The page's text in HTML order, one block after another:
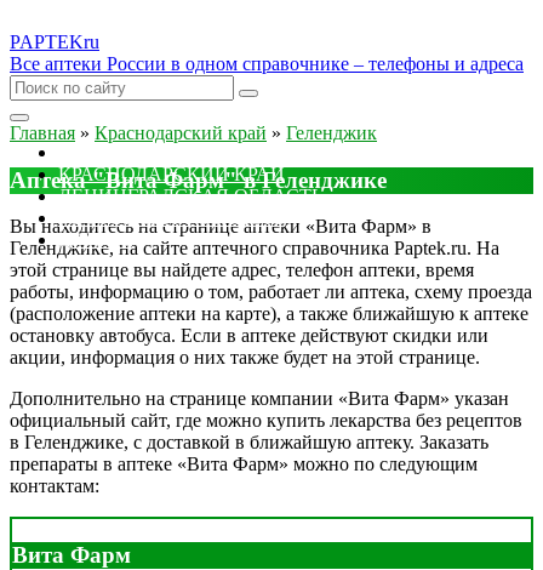
PAPTEKru
Все аптеки России в одном справочнике – телефоны и адреса
КРАСНОДАРСКИЙ КРАЙ
ЛЕНИНГРАДСКАЯ ОБЛАСТЬ
ДРУГИЕ
Главная » Краснодарский край » Геленджик
Аптека "Вита Фарм" в Геленджике
Вы находитесь на странице аптеки «Вита Фарм» в
Геленджике, на сайте аптечного справочника Paptek.ru. На
этой странице вы найдете адрес, телефон аптеки, время
работы, информацию о том, работает ли аптека, схему проезда
(расположение аптеки на карте), а также ближайшую к аптеке
остановку автобуса. Если в аптеке действуют скидки или
акции, информация о них также будет на этой странице.
Дополнительно на странице компании «Вита Фарм» указан
официальный сайт, где можно купить лекарства без рецептов
в Геленджике, с доставкой в ближайшую аптеку. Заказать
препараты в аптеке «Вита Фарм» можно по следующим
контактам:
Вита Фарм